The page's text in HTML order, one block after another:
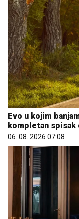
Evo u kojim
kompletan
06. 08. 2026 07:08